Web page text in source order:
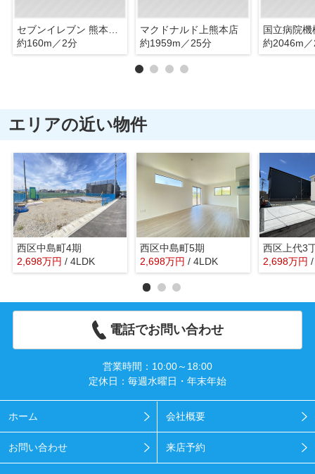
約160m／2分
マクドナルド上熊本店
約1959m／25分
約2046m
エリアの近い物件
西区中島町4期
2,698万円 / 4LDK
西区中島町5期
2,698万円 / 4LDK
西区上代3
2,698万円
電話でお問い合わせ
営業時間：10:00～18:00
定休日：毎週水曜日・年末年始
ホーム 会社概要
お問い合わせ 来店予約